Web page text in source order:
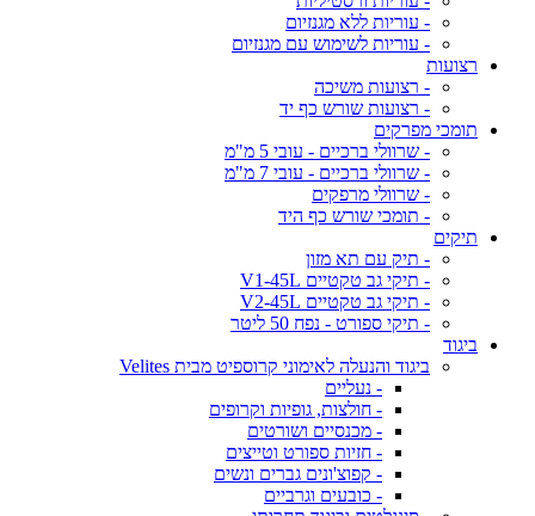
- עוריות ללא מגנזיום
- עוריות לשימוש עם מגנזיום
רצועות
- רצועות משיכה
- רצועות שורש כף יד
תומכי מפרקים
- שרוולי ברכיים - עובי 5 מ"מ
- שרוולי ברכיים - עובי 7 מ"מ
- שרוולי מרפקים
- תומכי שורש כף היד
תיקים
- תיק עם תא מזון
- תיקי גב טקטיים V1-45L
- תיקי גב טקטיים V2-45L
- תיקי ספורט - נפח 50 ליטר
ביגוד
ביגוד והנעלה לאימוני קרוספיט מבית Velites
- נעליים
- חולצות, גופיות וקרופים
- מכנסיים ושורטים
- חזיות ספורט וטייצים
- קפוצ'ונים גברים ונשים
- כובעים וגרביים